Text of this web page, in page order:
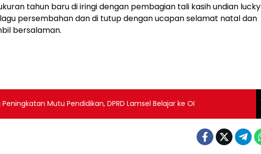
tahun baru di iringi dengan pembagian tali kasih undian lucky
persembahan dan di tutup dengan ucapan selamat natal dan
bersalaman.
Peningkatan Mutu Pendidikan, DPRD Lamsel Belajar ke OI